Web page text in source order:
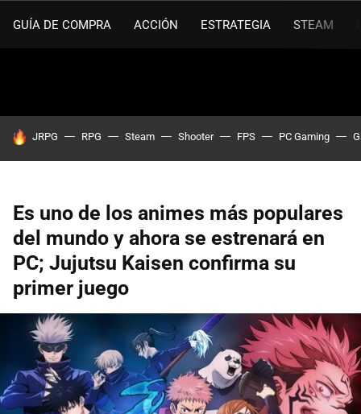
GUÍA DE COMPRA ACCIÓN ESTRATEGIA STEAM
HOY SE HABLA DE
JRPG RPG Steam Shooter FPS PC Gaming
Es uno de los animes más populares
del mundo y ahora se estrenará en
PC; Jujutsu Kaisen confirma su
primer juego